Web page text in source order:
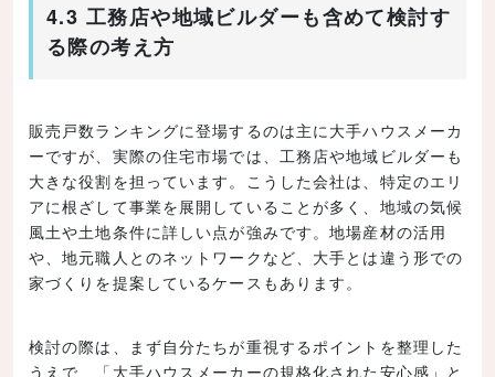
4.3 工務店や地域ビルダーも含めて検討す
る際の考え方
販売戸数ランキングに登場するのは主に大手ハウスメーカ
ーですが、実際の住宅市場では、工務店や地域ビルダーも
大きな役割を担っています。こうした会社は、特定のエリ
アに根ざして事業を展開していることが多く、地域の気候
風土や土地条件に詳しい点が強みです。地場産材の活用
や、地元職人とのネットワークなど、大手とは違う形での
家づくりを提案しているケースもあります。
検討の際は、まず自分たちが重視するポイントを整理した
うえで、「大手ハウスメーカーの規格化された安心感」と